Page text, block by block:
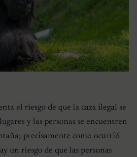
el riesgo de que la caza ilegal se
y las personas se encuentren
precisamente como ocurrió
un riesgo de que las personas